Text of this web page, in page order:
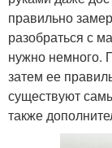
правильно
разобраться с
нужно немного.
затем ее
существуют
также